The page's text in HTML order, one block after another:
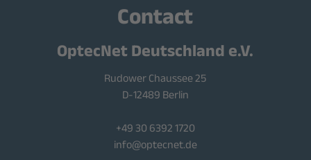
Contact
OptecNet Deutschland e.V.
Rudower Chaussee 25
D-12489 Berlin
+49 30 6392 1720
info@optecnet.de